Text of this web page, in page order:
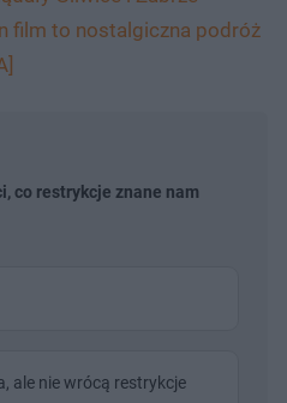
film to nostalgiczna podróż
co restrykcje znane nam
ale nie wrócą restrykcje